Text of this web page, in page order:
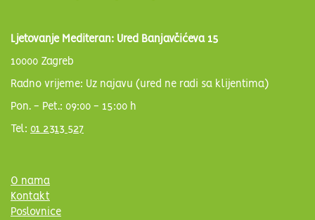
Ljetovanje Mediteran: Ured Banjavčićeva 15
10000 Zagreb
Radno vrijeme: Uz najavu (ured ne radi sa klijentima)
Pon. - Pet.: 09:00 - 15:00 h
Tel: 01 2313 527
O nama
Kontakt
Poslovnice